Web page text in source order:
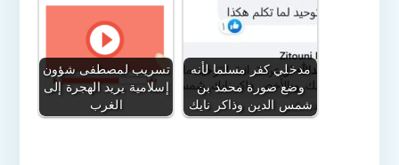
تسريب لمصطفى شؤون
إسلامية يريد الهجرة إلى
الغرب
مدخلي كفر مسلما لأنه
وضع صورة محمد بن
شمس الدين وذاكر نايك